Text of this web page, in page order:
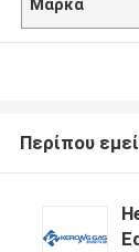
Μάρκα
Περίπου